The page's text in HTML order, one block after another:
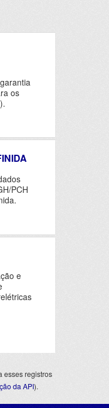
os
PCH
e
esses registros
da API).